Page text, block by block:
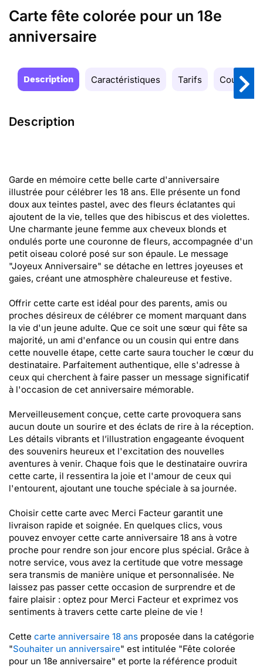
Carte fête colorée pour un 18e
anniversaire
Description Caractéristiques Tarifs Couleurs
Description
Garde en mémoire cette belle carte d'anniversaire
illustrée pour célébrer les 18 ans. Elle présente un fond
doux aux teintes pastel, avec des fleurs éclatantes qui
ajoutent de la vie, telles que des hibiscus et des violettes.
Une charmante jeune femme aux cheveux blonds et
ondulés porte une couronne de fleurs, accompagnée d'un
petit oiseau coloré posé sur son épaule. Le message
"Joyeux Anniversaire" se détache en lettres joyeuses et
gaies, créant une atmosphère chaleureuse et festive.
Offrir cette carte est idéal pour des parents, amis ou
proches désireux de célébrer ce moment marquant dans
la vie d'un jeune adulte. Que ce soit une sœur qui fête sa
majorité, un ami d'enfance ou un cousin qui entre dans
cette nouvelle étape, cette carte saura toucher le cœur du
destinataire. Parfaitement authentique, elle s'adresse à
ceux qui cherchent à faire passer un message significatif
à l'occasion de cet anniversaire mémorable.
Merveilleusement conçue, cette carte provoquera sans
aucun doute un sourire et des éclats de rire à la réception.
Les détails vibrants et l’illustration engageante évoquent
des souvenirs heureux et l'excitation des nouvelles
aventures à venir. Chaque fois que le destinataire ouvrira
cette carte, il ressentira la joie et l'amour de ceux qui
l'entourent, ajoutant une touche spéciale à sa journée.
Choisir cette carte avec Merci Facteur garantit une
livraison rapide et soignée. En quelques clics, vous
pouvez envoyer cette carte anniversaire 18 ans à votre
proche pour rendre son jour encore plus spécial. Grâce à
notre service, vous avez la certitude que votre message
sera transmis de manière unique et personnalisée. Ne
laissez pas passer cette occasion de surprendre et de
faire plaisir : optez pour Merci Facteur et exprimez vos
sentiments à travers cette carte pleine de vie !
Cette carte anniversaire 18 ans proposée dans la catégorie
"Souhaiter un anniversaire" est intitulée "Fête colorée
pour un 18e anniversaire" et porte la référence produit